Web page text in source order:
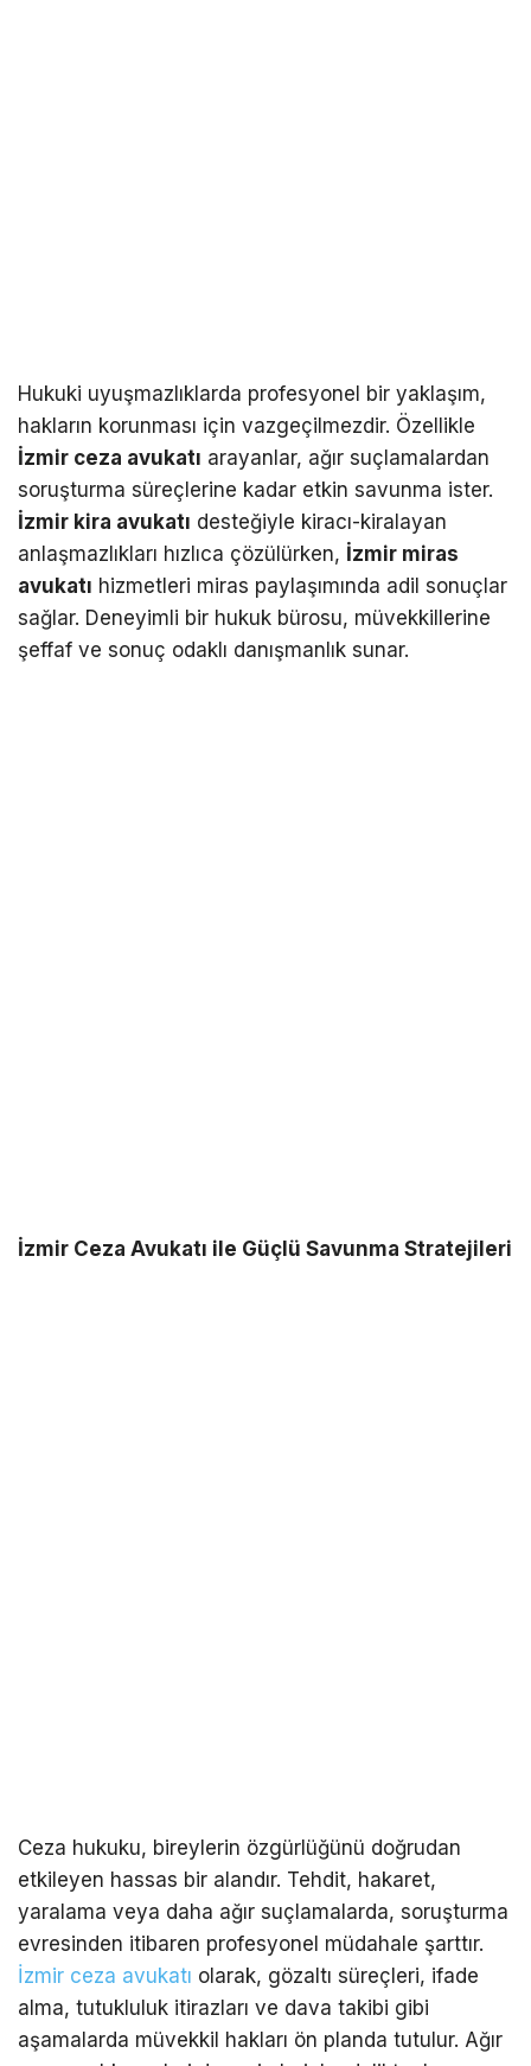
Hukuki uyuşmazlıklarda profesyonel bir yaklaşım,
hakların korunması için vazgeçilmezdir. Özellikle
İzmir ceza avukatı arayanlar, ağır suçlamalardan
soruşturma süreçlerine kadar etkin savunma ister.
İzmir kira avukatı desteğiyle kiracı-kiralayan
anlaşmazlıkları hızlıca çözülürken, İzmir miras
avukatı hizmetleri miras paylaşımında adil sonuçlar
sağlar. Deneyimli bir hukuk bürosu, müvekkillerine
şeffaf ve sonuç odaklı danışmanlık sunar.
İzmir Ceza Avukatı ile Güçlü Savunma Stratejileri
Ceza hukuku, bireylerin özgürlüğünü doğrudan
etkileyen hassas bir alandır. Tehdit, hakaret,
yaralama veya daha ağır suçlamalarda, soruşturma
evresinden itibaren profesyonel müdahale şarttır.
İzmir ceza avukatı olarak, gözaltı süreçleri, ifade
alma, tutukluluk itirazları ve dava takibi gibi
aşamalarda müvekkil hakları ön planda tutulur. Ağır